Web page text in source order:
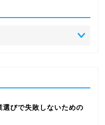
びで失敗しないための